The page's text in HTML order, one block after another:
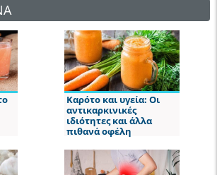
Καρότο και υγεία: Οι
αντικαρκινικές
ιδιότητες και άλλα
πιθανά οφέλη